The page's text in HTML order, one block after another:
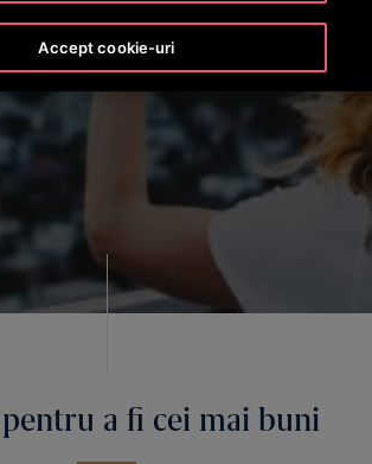
Otis
a fi cei mai buni
Accept cookie-uri